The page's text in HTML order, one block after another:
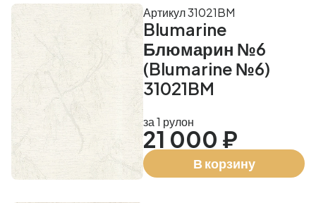
Blumarine
Блюмарин №6
(Blumarine №6)
31021BM
Артикул 31021BM
за 1 рулон
21 000 ₽
В корзину